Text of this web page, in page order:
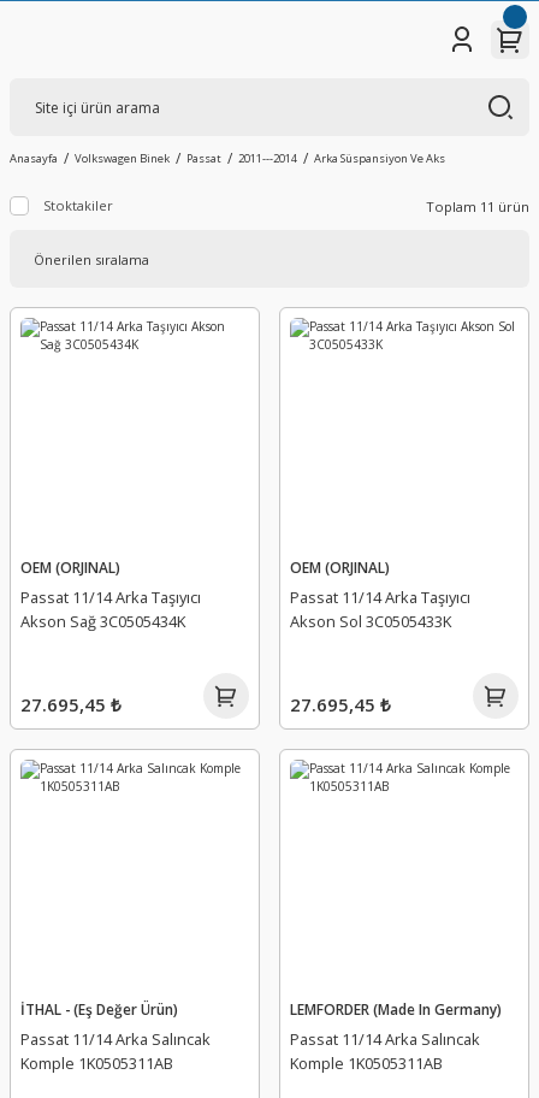
Anasayfa Volkswagen Binek Passat 2011---2014 Arka Süspansiyon Ve Aks
Stoktakiler Toplam 11 ürün
OEM (ORJINAL)
Passat 11/14 Arka Taşıyıcı
Akson Sağ 3C0505434K
27.695,45 ₺
OEM (ORJINAL)
Passat 11/14 Arka Taşıyıcı
Akson Sol 3C0505433K
27.695,45 ₺
İTHAL - (Eş Değer Ürün)
Passat 11/14 Arka Salıncak
Komple 1K0505311AB
LEMFORDER (Made In Germany)
Passat 11/14 Arka Salıncak
Komple 1K0505311AB